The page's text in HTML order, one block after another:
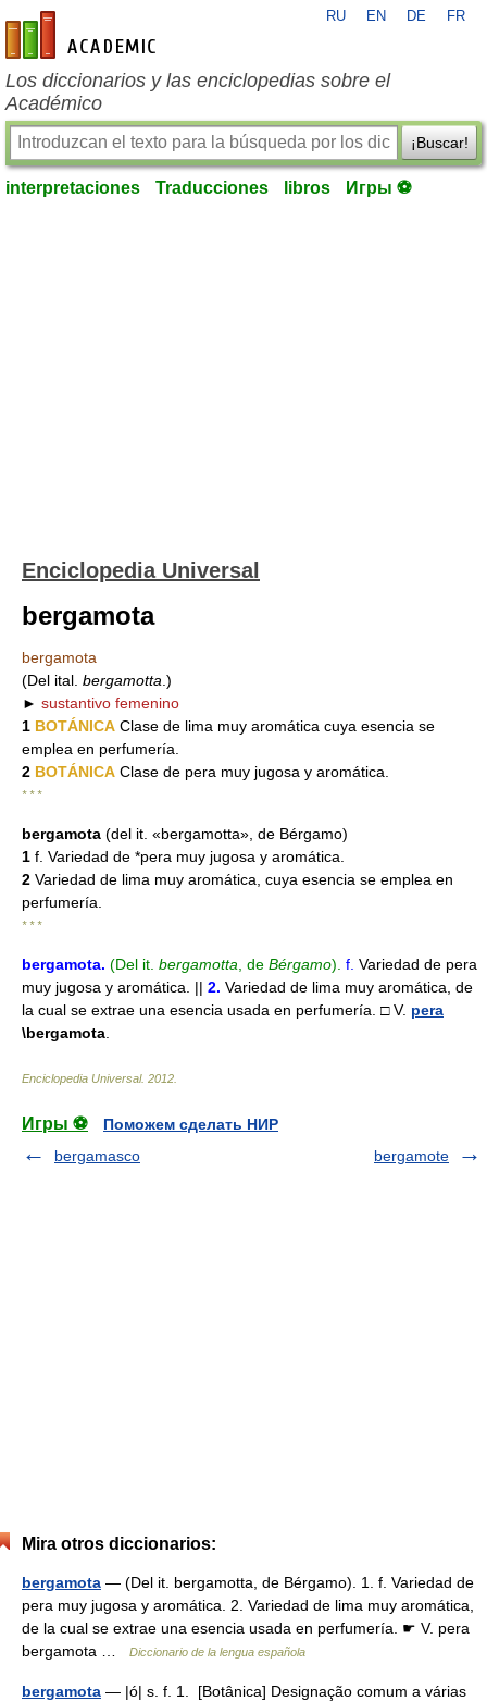
es-academic.com
RU EN DE FR
Los diccionarios y las enciclopedias sobre el
Académico
¡Buscar!
interpretaciones Traducciones libros Игры ⚽
Enciclopedia Universal
bergamota
bergamota
(Del ital. bergamotta .)
► sustantivo femenino
1 BOTÁNICA Clase de lima muy aromática cuya esencia se
emplea en perfumería.
2 BOTÁNICA Clase de pera muy jugosa y aromática.
* * *
bergamota (del it. «bergamotta», de Bérgamo)
1 f. Variedad de *pera muy jugosa y aromática.
2 Variedad de lima muy aromática, cuya esencia se emplea en
perfumería.
* * *
bergamota. (Del it. bergamotta , de Bérgamo). f. Variedad de pera
muy jugosa y aromática. || 2. Variedad de lima muy aromática, de
la cual se extrae una esencia usada en perfumería. □ V. pera
\bergamota
Enciclopedia Universal. 2012
Игры ⚽
Поможем сделать НИР
bergamasco
bergamote
Mira otros diccionarios:
bergamota — (Del it. bergamotta, de Bérgamo). 1. f. Variedad de
pera muy jugosa y aromática. 2. Variedad de lima muy aromática,
de la cual se extrae una esencia usada en perfumería. ☛ V. pera
bergamota …
Diccionario de la lengua española
bergamota — |ó| s. f. 1. [Botânica] Designação comum a várias